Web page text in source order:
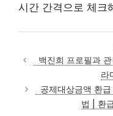
시간 간격으로 체크
백진희 프로필과
라
공제대상금액 환
법 | 환